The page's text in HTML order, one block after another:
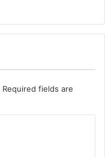
Required fields are